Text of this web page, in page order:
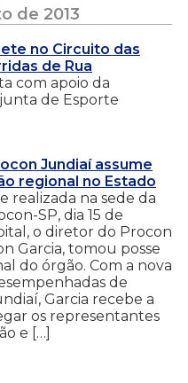
de 2013
no Circuito das
de Rua
com apoio da
de Esporte
Jundiaí assume
regional no Estado
realizada na sede da
SP, dia 15 de
o diretor do Procon
Garcia, tomou posse
do órgão. Com a nova
de
Garcia recebe a
os representantes
e […]